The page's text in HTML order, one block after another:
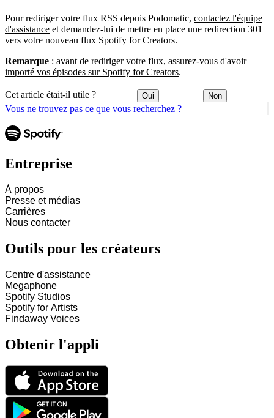
Vous ne trouvez pas ce que vous recherchez ?
Pour rediriger votre flux RSS depuis Podomatic, contactez l'équipe
d'assistance et demandez-lui de mettre en place une redirection 301
vers votre nouveau flux Spotify for Creators.
Remarque : avant de rediriger votre flux, assurez-vous d'avoir
importé vos épisodes sur Spotify for Creators.
Cet article était-il utile ? Oui Non
Entreprise
À propos
Presse et médias
Carrières
Nous contacter
Outils pour les créateurs
Centre d'assistance
Megaphone
Spotify Studios
Spotify for Artists
Findaway Voices
Obtenir l'appli